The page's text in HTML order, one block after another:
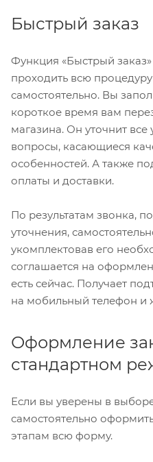
Быстрый заказ
Функция «Быстрый
проходить всю
самостоятельно. Вы
короткое время вам
магазина. Он уточнит все
вопросы, касающиеся
особенностей. А также
оплаты и доставки.
По результатам звонка,
уточнения,
укомплектовав его
соглашается на
есть сейчас. Получает
на мобильный телефон и
Оформление
стандартном
Если вы уверены в
самостоятельно
этапам всю форму.